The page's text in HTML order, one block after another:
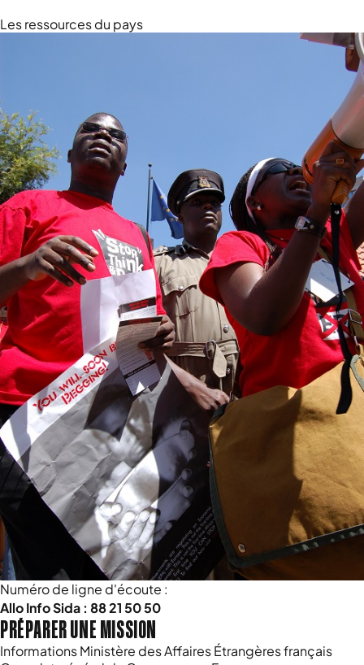
Les ressources du pays
Numéro de ligne d'écoute :
Allo Info Sida : 88 21 50 50
PRÉPARER UNE MISSION
Informations Ministère des Affaires Étrangères français